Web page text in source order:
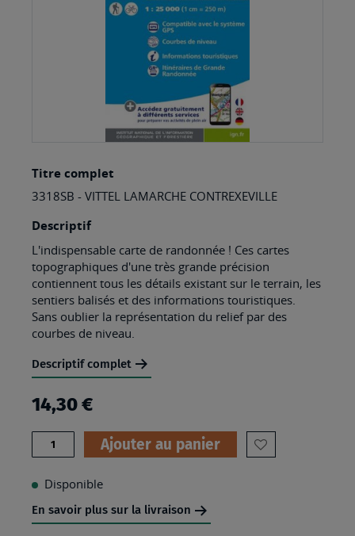
to
the
beginning
of
the
images
gallery
Titre complet
3318SB - VITTEL LAMARCHE CONTREXEVILLE
Descriptif
L'indispensable carte de randonnée ! Ces cartes
topographiques d'une très grande précision
contiennent tous les détails existant sur le terrain, les
sentiers balisés et des informations touristiques.
Sans oublier la représentation du relief par des
courbes de niveau.
Descriptif complet
14,30 €
Quantité Ajouter au panier
AJOUTER
Disponible
En savoir plus sur la livraison